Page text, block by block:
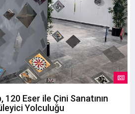
120 Eser ile Çini Sanatının
Yolculuğu